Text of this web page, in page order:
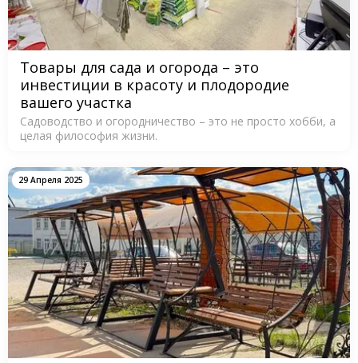
Товары для сада и огорода – это
инвестиции в красоту и плодородие
вашего участка
Садоводство и огородничество – это не просто хобби, а
целая философия жизни.
29 Апреля 2025